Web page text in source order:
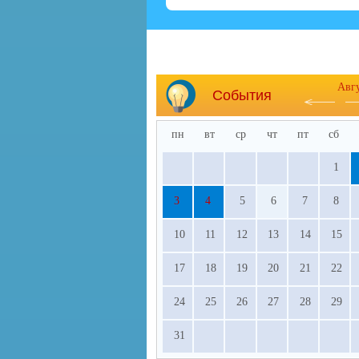
События
пн вт ср чт пт сб
1
3 4 5 6 7 8
10 11 12 13 14 15
17 18 19 20 21 22
24 25 26 27 28 29
31